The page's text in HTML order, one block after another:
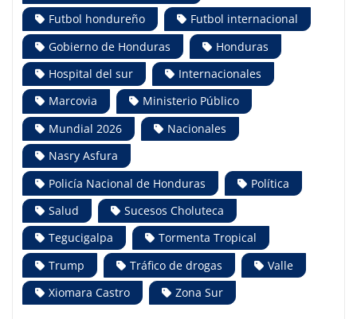
Futbol hondureño
Futbol internacional
Gobierno de Honduras
Honduras
Hospital del sur
Internacionales
Marcovia
Ministerio Público
Mundial 2026
Nacionales
Nasry Asfura
Policía Nacional de Honduras
Política
Salud
Sucesos Choluteca
Tegucigalpa
Tormenta Tropical
Trump
Tráfico de drogas
Valle
Xiomara Castro
Zona Sur